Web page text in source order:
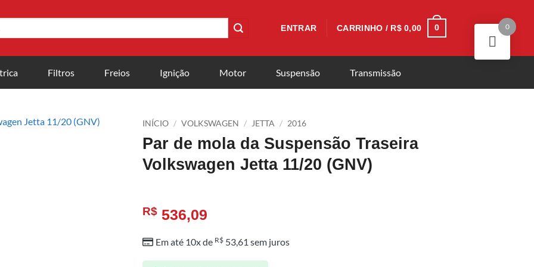
ENTRAR CARRINHO / R$0,00 0
Filtros Freios Ignição Motor Suspensão Transmissão
INÍCIO / VOLKSWAGEN / JETTA / 2016
Par de mola da Suspensão Traseira
Volkswagen Jetta 11/20 (GNV)
R$ 536,09
Em até 10x de R$ 53,61 sem juros
0